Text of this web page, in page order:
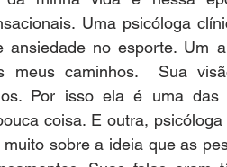
Uma psicóloga
no esporte. Um
caminhos.  Sua
Por isso ela é uma das
coisa. E outra,
sobre a ideia que as